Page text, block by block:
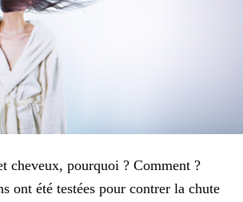
cheveux, pourquoi ? Comment ?
ont été testées pour contrer la chute